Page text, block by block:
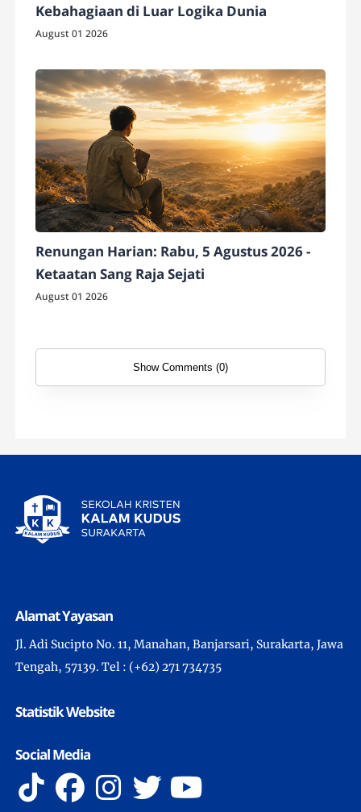
Kebahagiaan di Luar Logika Dunia
August 01 2026
Renungan Harian: Rabu, 5 Agustus 2026 -
Ketaatan Sang Raja Sejati
August 01 2026
Show Comments (0)
Alamat Yayasan
Jl. Adi Sucipto No. 11, Manahan, Banjarsari, Surakarta, Jawa
Tengah, 57139. Tel : (+62) 271 734735
Statistik Website
Social Media